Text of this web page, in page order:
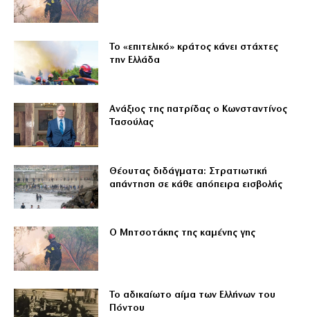
Το «επιτελικό» κράτος κάνει στάχτες
την Ελλάδα
Ανάξιος της πατρίδας ο Κωνσταντίνος
Τασούλας
Θέουτας διδάγματα: Στρατιωτική
απάντηση σε κάθε απόπειρα εισβολής
Ο Μητσοτάκης της καμένης γης
Το αδικαίωτο αίμα των Ελλήνων του
Πόντου